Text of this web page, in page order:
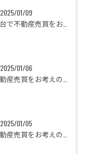
2025/01/09
2025/01/06
2025/01/05